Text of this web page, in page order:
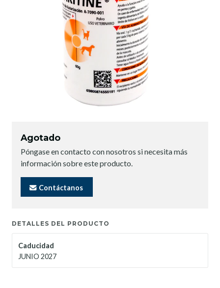
Agotado
Póngase en contacto con nosotros si necesita más
información sobre este producto.
Contáctanos
DETALLES DEL PRODUCTO
Caducidad
JUNIO 2027